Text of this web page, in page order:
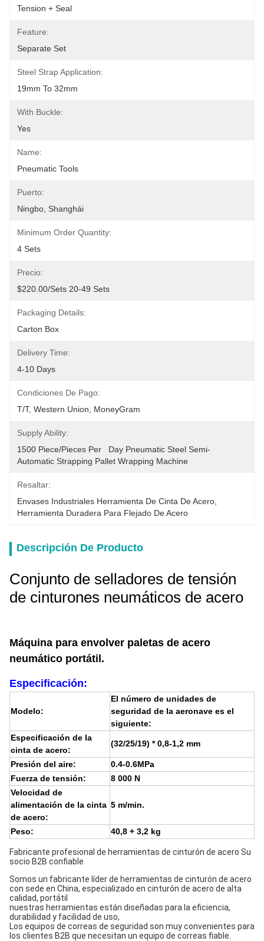
Tension + Seal
Feature:
Separate Set
Steel Strap Application:
19mm To 32mm
With Buckle:
Yes
Name:
Pneumatic Tools
Puerto:
Ningbo, Shanghái
Minimum Order Quantity:
4 Sets
Precio:
$220.00/sets 20-49 Sets
Packaging Details:
Carton Box
Delivery Time:
4-10 Days
Condiciones De Pago:
T/T, Western Union, MoneyGram
Supply Ability:
1500 Piece/Pieces Per   Day Pneumatic Steel Semi-
Automatic Strapping Pallet Wrapping Machine
Resaltar:
Envases Industriales Herramienta De Cinta De Acero
Herramienta Duradera Para Flejado De Acero
Descripción De Producto
Conjunto de selladores de tensión
de cinturones neumáticos de acero
Máquina para envolver paletas de acero
neumático portátil.
Especificación:
Modelo:
El número de unidades de
seguridad de la aeronave es el
siguiente:
Especificación de la
cinta de acero:
(32/25/19) * 0,8-1,2 mm
Presión del aire:
0.4-0.6MPa
Fuerza de tensión:
8 000 N
Velocidad de
alimentación de la cinta
de acero:
5 m/min.
Peso: 40,8 + 3,2 kg
Fabricante profesional de herramientas de cinturón de acero Su
socio B2B confiable
Somos un fabricante líder de herramientas de cinturón de acero
con sede en China, especializado en cinturón de acero de alta
calidad, portátil
nuestras herramientas están diseñadas para la eficiencia,
durabilidad y facilidad de uso,
Los equipos de correas de seguridad son muy convenientes para
los clientes B2B que necesitan un equipo de correas fiable.